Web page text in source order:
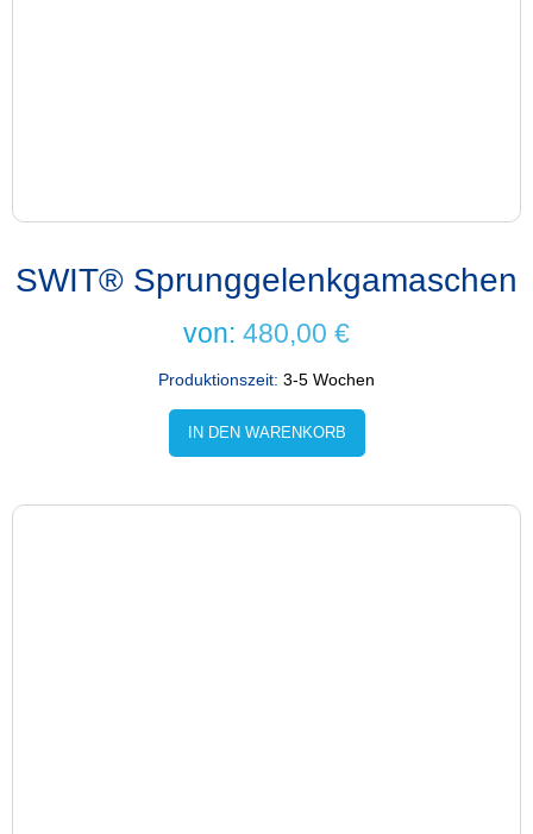
SWIT® Sprunggelenkgamaschen
von: 480,00 €
Produktionszeit: 3-5 Wochen
IN DEN WARENKORB